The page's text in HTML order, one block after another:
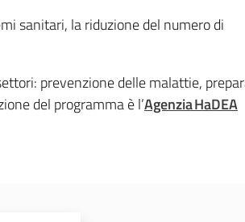
sanitari, la riduzione del numero di
prevenzione delle malattie,
del programma è l’AgenziaHaDEA